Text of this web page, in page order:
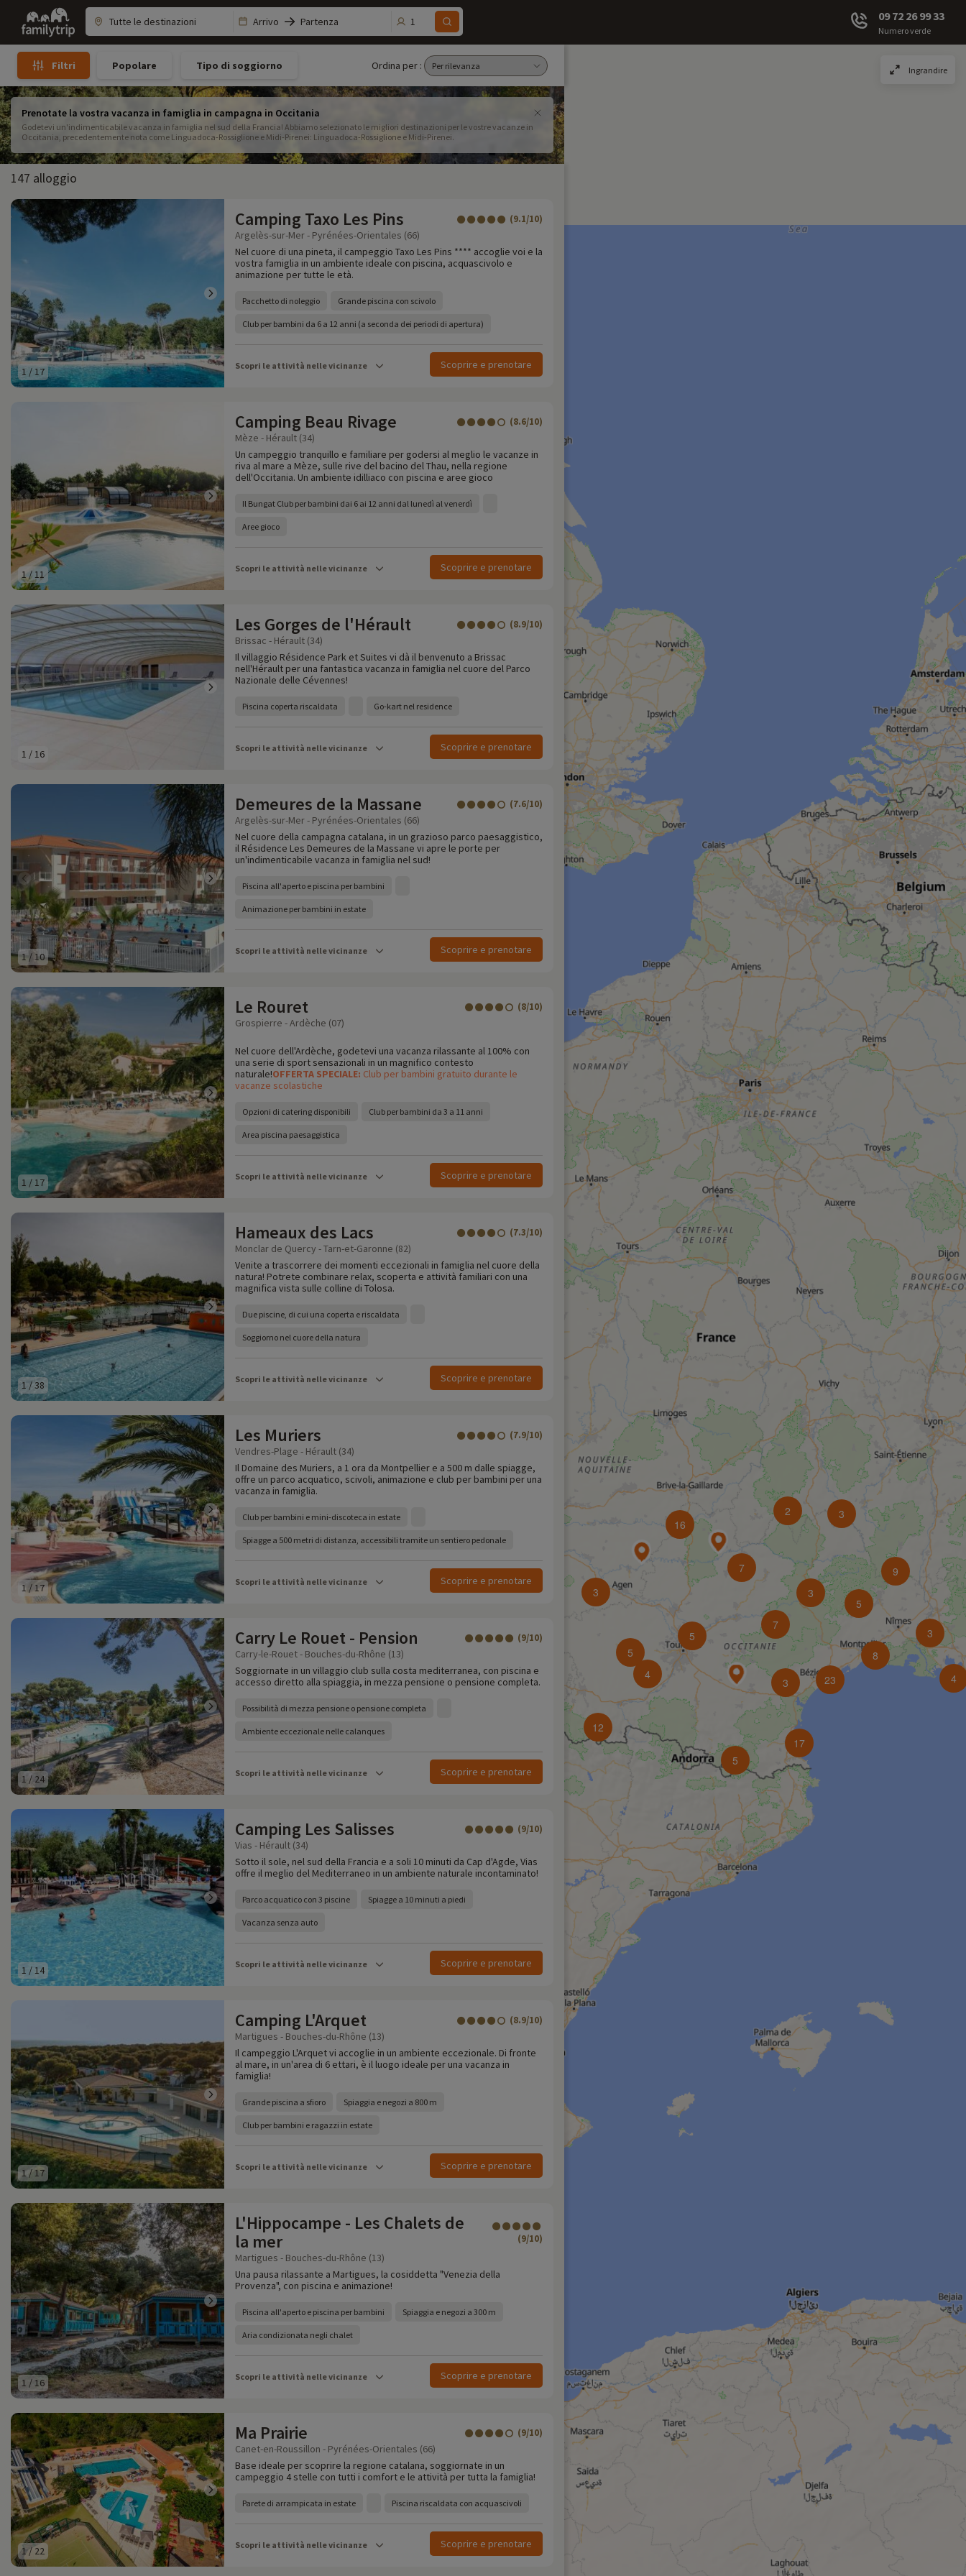
Family
trip
Arrivo Partenza 1 09 72 26 99 33
Numero verde
Filtri Popolare Tipo di soggiorno Ordina per :
Prenotate la vostra vacanza in famiglia in campagna in Occitania
Godetevi un'indimenticabile vacanza in famiglia nel sud della Francia! Abbiamo selezionato le migliori destinazioni per le vostre vacanze in
Occitania, precedentemente nota come Linguadoca-Rossiglione e Midi-Pirenei: Linguadoca-Rossiglione e Midi-Pirenei.
147 alloggio
1 /17
Camping Taxo Les Pins (9.1/10)
Argelès-sur-Mer - Pyrénées-Orientales (66)
Nel cuore di una pineta, il campeggio Taxo Les Pins **** accoglie voi e la
vostra famiglia in un ambiente ideale con piscina, acquascivolo e
animazione per tutte le età.
Pacchetto di noleggio Grande piscina con scivolo
Club per bambini da 6 a 12 anni (a seconda dei periodi di apertura)
Scopri le attività nelle vicinanze Scoprire e prenotare
1/11
Camping Beau Rivage (8.6/10)
Mèze - Hérault (34)
Un campeggio tranquillo e familiare per godersi al meglio le vacanze in
riva al mare a Mèze, sulle rive del bacino del Thau, nella regione
dell'Occitania. Un ambiente idilliaco con piscina e aree gioco
Il Bungat Club per bambini dai 6 ai 12 anni dal lunedì al venerdì
Aree gioco
Scopri le attività nelle vicinanze Scoprire e prenotare
1 /16
Les Gorges de l'Hérault (8.9/10)
Brissac - Hérault (34)
Il villaggio Résidence Park et Suites vi dà il benvenuto a Brissac
nell'Hérault per una fantastica vacanza in famiglia nel cuore del Parco
Nazionale delle Cévennes!
Piscina coperta riscaldata Go-kart nel residence
Scopri le attività nelle vicinanze Scoprire e prenotare
1/ 10
Demeures de la Massane (7.6/10)
Argelès-sur-Mer - Pyrénées-Orientales (66)
Nel cuore della campagna catalana, in un grazioso parco paesaggistico,
il Résidence Les Demeures de la Massane vi apre le porte per
un'indimenticabile vacanza in famiglia nel sud!
Piscina all'aperto e piscina per bambini
Animazione per bambini in estate
Scopri le attività nelle vicinanze Scoprire e prenotare
1 / 17
Le Rouret (8/10)
Grospierre - Ardèche (07)
Nel cuore dell'Ardèche, godetevi una vacanza rilassante al 100% con
una serie di sport sensazionali in un magnifico contesto
naturale!OFFERTA SPECIALE: Club per bambini gratuito durante le
vacanze scolastiche
Opzioni di catering disponibili Club per bambini da 3 a 11 anni
Area piscina paesaggistica
Scopri le attività nelle vicinanze Scoprire e prenotare
1 /38
Hameaux des Lacs (7.3/10)
Monclar de Quercy - Tarn-et-Garonne (82)
Venite a trascorrere dei momenti eccezionali in famiglia nel cuore della
natura! Potrete combinare relax, scoperta e attività familiari con una
magnifica vista sulle colline di Tolosa.
Due piscine, di cui una coperta e riscaldata
Soggiorno nel cuore della natura
Scopri le attività nelle vicinanze Scoprire e prenotare
1 / 17
Les Muriers (7.9/10)
Vendres-Plage - Hérault (34)
Il Domaine des Muriers, a 1 ora da Montpellier e a 500 m dalle spiagge,
offre un parco acquatico, scivoli, animazione e club per bambini per una
vacanza in famiglia.
Club per bambini e mini-discoteca in estate
Spiagge a 500 metri di distanza, accessibili tramite un sentiero pedonale
Scopri le attività nelle vicinanze Scoprire e prenotare
1 / 24
Carry Le Rouet - Pension (9/10)
Carry-le-Rouet - Bouches-du-Rhône (13)
Soggiornate in un villaggio club sulla costa mediterranea, con piscina e
accesso diretto alla spiaggia, in mezza pensione o pensione completa.
Possibilità di mezza pensione o pensione completa
Ambiente eccezionale nelle calanques
Scopri le attività nelle vicinanze Scoprire e prenotare
1 /14
Camping Les Salisses (9/10)
Vias - Hérault (34)
Sotto il sole, nel sud della Francia e a soli 10 minuti da Cap d'Agde, Vias
offre il meglio del Mediterraneo in un ambiente naturale incontaminato!
Parco acquatico con 3 piscine Spiagge a 10 minuti a piedi
Vacanza senza auto
Scopri le attività nelle vicinanze Scoprire e prenotare
1/17
Camping L'Arquet (8.9/10)
Martigues - Bouches-du-Rhône (13)
Il campeggio L'Arquet vi accoglie in un ambiente eccezionale. Di fronte
al mare, in un'area di 6 ettari, è il luogo ideale per una vacanza in
famiglia!
Grande piscina a sfioro Spiaggia e negozi a 800 m
Club per bambini e ragazzi in estate
Scopri le attività nelle vicinanze Scoprire e prenotare
1 / 16
L'Hippocampe - Les Chalets de
la mer
(9/10)
Martigues - Bouches-du-Rhône (13)
Una pausa rilassante a Martigues, la cosiddetta "Venezia della
Provenza", con piscina e animazione!
Piscina all'aperto e piscina per bambini Spiaggia e negozi a 300 m
Aria condizionata negli chalet
Scopri le attività nelle vicinanze Scoprire e prenotare
1/22
Ma Prairie (9/10)
Canet-en-Roussillon - Pyrénées-Orientales (66)
Base ideale per scoprire la regione catalana, soggiornate in un
campeggio 4 stelle con tutti i comfort e le attività per tutta la famiglia!
Parete di arrampicata in estate Piscina riscaldata con acquascivoli
Scopri le attività nelle vicinanze Scoprire e prenotare
Ingrandire
17
23
5
9
5
4
5
16
3
8
7
5
7
3
3
12
2
4
3
3